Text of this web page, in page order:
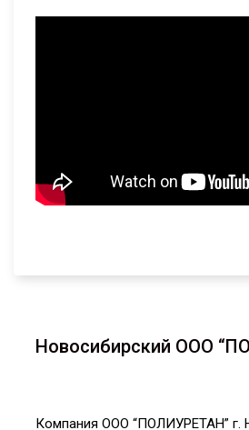
Новосибирский ООО
Компания ООО “ПОЛИУРЕТАН” г.